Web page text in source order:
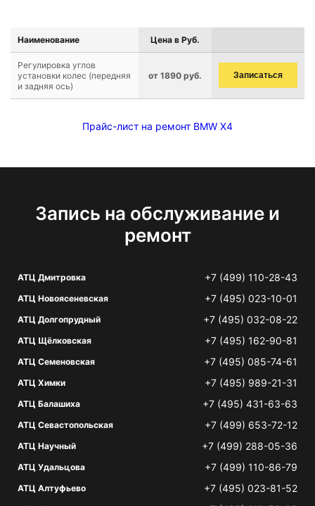
Наименование Цена в Руб.
Регулировка углов
установки колес (передняя
и задняя ось)
от 1890 руб. Записаться
Прайс-лист на ремонт BMW X4
Запись на обслуживание и
ремонт
АТЦ Дмитровка +7 (499) 110-28-43
АТЦ Новоясеневская +7 (495) 023-10-01
АТЦ Долгопрудный +7 (495) 032-08-22
АТЦ Щёлковская +7 (495) 162-90-81
АТЦ Семеновская +7 (495) 085-74-61
АТЦ Химки +7 (495) 989-21-31
АТЦ Балашиха +7 (495) 431-63-63
АТЦ Севастопольская +7 (499) 653-72-12
АТЦ Научный +7 (499) 288-05-36
АТЦ Удальцова +7 (499) 110-86-79
АТЦ Алтуфьево +7 (495) 023-81-52